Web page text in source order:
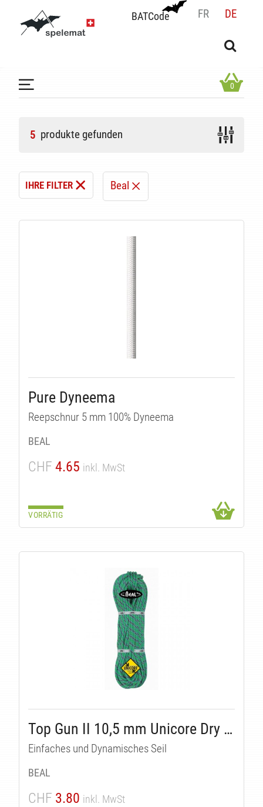
BATCode FR DE
BATCode
OK
0
5 produkte gefunden
IHRE FILTER Beal
Pure Dyneema
Reepschnur 5 mm 100% Dyneema
BEAL
CHF 4.65 inkl. MwSt
VORRÄTIG
Top Gun II 10,5 mm Unicore Dry Cover
Einfaches und Dynamisches Seil
BEAL
CHF 3.80 inkl. MwSt